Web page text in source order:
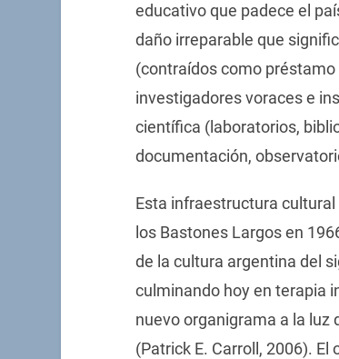
educativo que padece el
daño irreparable que
(contraídos como
investigadores voraces e
científica (laboratorios,
documentación,
Esta infraestructura
los Bastones Largos en
de la cultura argentina del
culminando hoy en terapia
nuevo organigrama a la luz
(Patrick E. Carroll, 2006).